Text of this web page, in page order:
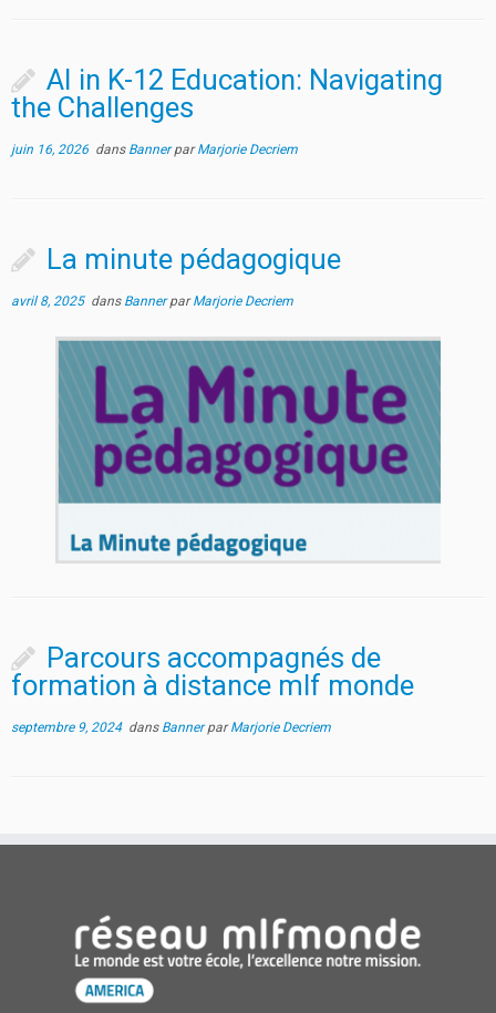
AI in K-12 Education: Navigating
the Challenges
juin 16, 2026 dans BannerparMarjorie Decriem
La minute pédagogique
avril 8, 2025dans BannerparMarjorie Decriem
Parcours accompagnés de
formation à distance mlf monde
septembre 9, 2024dans BannerparMarjorie Decriem